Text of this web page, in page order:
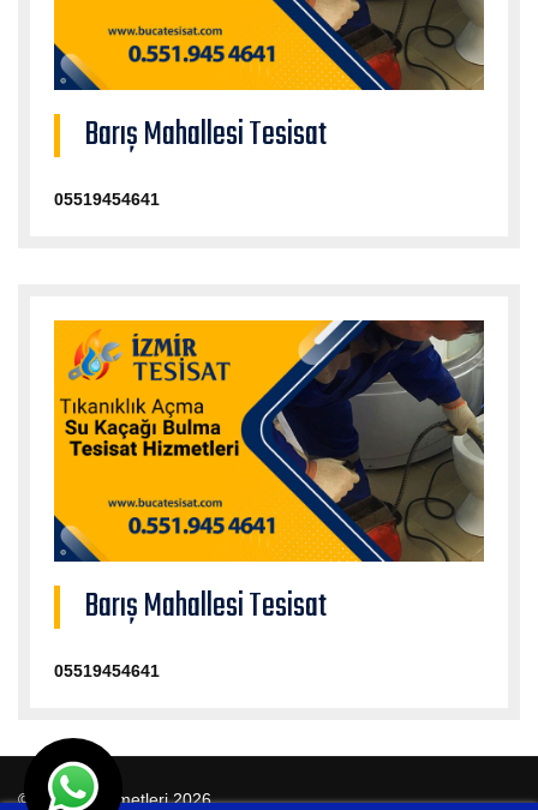
Barış Mahallesi Tesisat
05519454641
Barış Mahallesi Tesisat
05519454641
© Tesisat Hizmetleri 2026